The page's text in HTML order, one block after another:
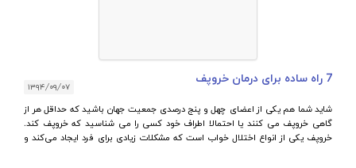
7 راه ساده برای درمان خروپف
۱۳۹۴/۰۹/۰۷
شاید شما هم یکی از اعضای چهل و پنج درصدی جمعیت جهان باشید که حداقل هر از
گاهی خروپف می کنند یا احتمالا اطراف خود کسی را می شناسید که خروپف کند.
خروپف یکی از انواع اختلال خواب است که مشکلات زیادی برای فرد ایجاد می‌کند و